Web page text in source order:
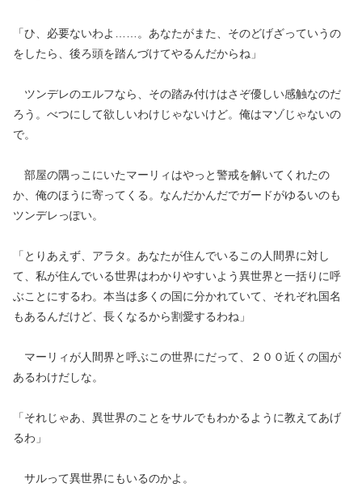
「ひ、必要ないわよ……。あなたがまた、そのどげざっていうの
をしたら、後ろ頭を踏んづけてやるんだからね」
ツンデレのエルフなら、その踏み付けはさぞ優しい感触なのだ
ろう。べつにして欲しいわけじゃないけど。俺はマゾじゃないの
で。
部屋の隅っこにいたマーリィはやっと警戒を解いてくれたの
か、俺のほうに寄ってくる。なんだかんだでガードがゆるいのも
ツンデレっぽい。
「とりあえず、アラタ。あなたが住んでいるこの人間界に対し
て、私が住んでいる世界はわかりやすいよう異世界と一括りに呼
ぶことにするわ。本当は多くの国に分かれていて、それぞれ国名
もあるんだけど、長くなるから割愛するわね」
マーリィが人間界と呼ぶこの世界にだって、２００近くの国が
あるわけだしな。
「それじゃあ、異世界のことをサルでもわかるように教えてあげ
るわ」
サルって異世界にもいるのかよ。